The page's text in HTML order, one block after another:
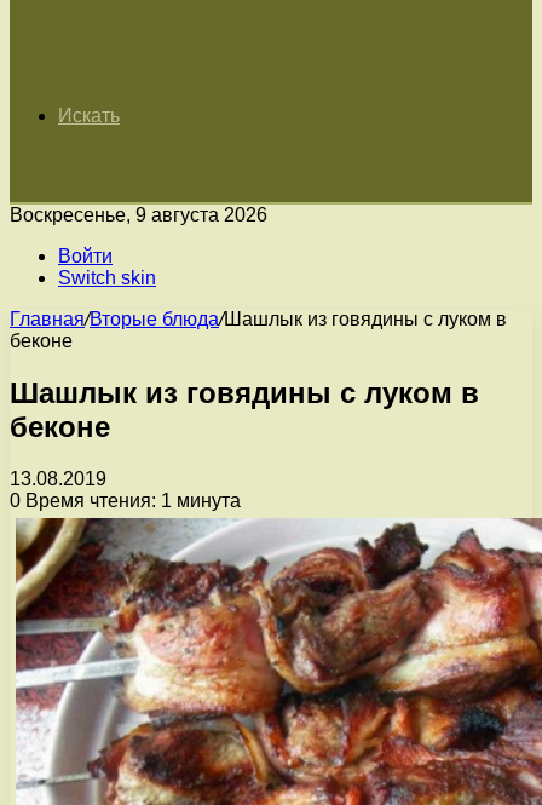
Искать
Воскресенье, 9 августа 2026
Войти
Switch skin
Главная/Вторые блюда/Шашлык из говядины с луком в
беконе
Шашлык из говядины с луком в
беконе
13.08.2019
0 Время чтения: 1 минута